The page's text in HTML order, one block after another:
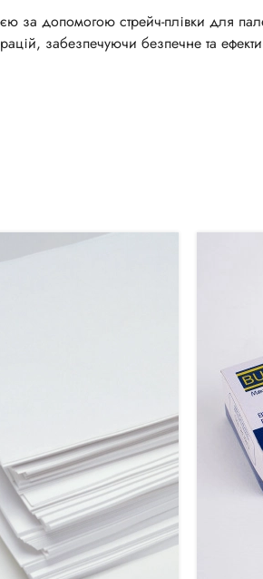
за допомогою стрейч-плівки для
забезпечуючи безпечне та